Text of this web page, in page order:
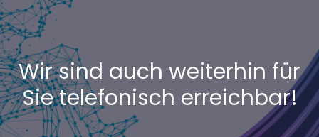
Wir sind auch weiterhin für
Sie telefonisch erreichbar!